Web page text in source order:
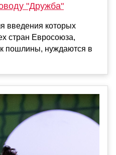
"Дружба"
введения которых
стран Евросоюза,
пошлины, нуждаются в